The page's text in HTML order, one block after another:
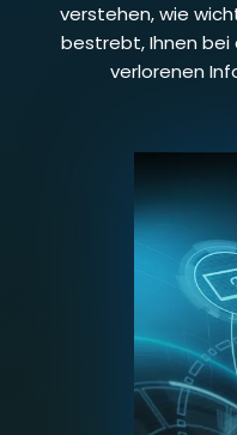
verstehen, wie
bestrebt, Ihnen bei
verlorenen